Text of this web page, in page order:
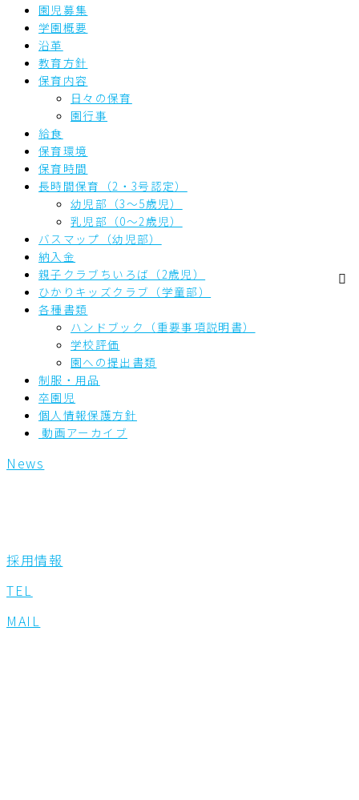
園児募集
学園概要
沿革
教育方針
保育内容
日々の保育
園行事
給食
保育環境
保育時間
長時間保育（2・3号認定）
幼児部（3～5歳児）
乳児部（0～2歳児）
バスマップ（幼児部）
納入金
親子クラブちいろば（2歳児）
ひかりキッズクラブ（学童部）
各種書類
ハンドブック（重要事項説明書）
学校評価
園への提出書類
制服・用品
卒園児
個人情報保護方針
動画アーカイブ
News
採用情報
TEL
MAIL